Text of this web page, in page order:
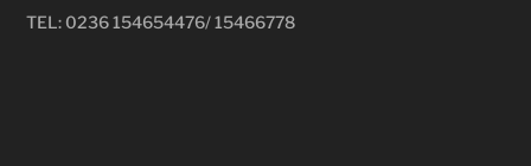
TEL: 0236 154654476/ 15466778